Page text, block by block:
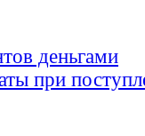
деньгами
при